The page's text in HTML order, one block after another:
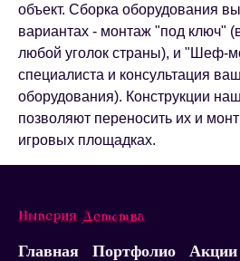
объект. Сборка оборудования
вариантах - монтаж "под ключ"
любой уголок страны), и "Шеф-
специалиста и консультация
оборудования). Конструкции
позволяют переносить их и
игровых площадках.
Главная Портфолио Акции